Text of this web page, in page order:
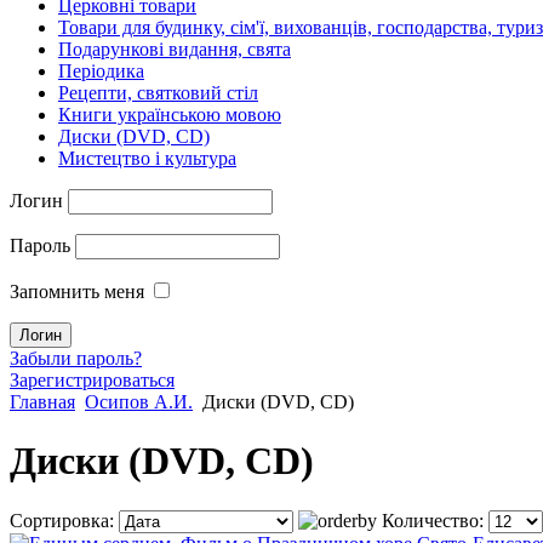
Церковні товари
Товари для будинку, сім'ї, вихованців, господарства,
Подарункові видання, свята
Періодика
Рецепти, святковий стіл
Книги українською мовою
Диски (DVD, CD)
Мистецтво і культура
Логин
Пароль
Запомнить меня
Забыли пароль?
Зарегистрироваться
Главная Осипов А.И. Диски (DVD, CD)
Диски (DVD, CD)
Сортировка: Количество: